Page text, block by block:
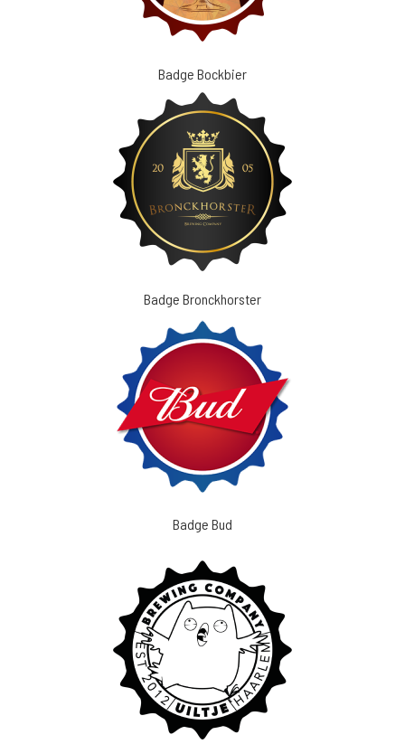
Badge Bockbier
Badge Bronckhorster
Badge Bud